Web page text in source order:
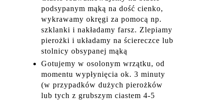
podsypanym mąką na dość cienko,
wykrawamy okręgi za pomocą np.
szklanki i nakładamy farsz. Zlepiamy
pierożki i układamy na ściereczce lub
stolnicy obsypanej mąką
Gotujemy w osolonym wrzątku, od
momentu wypłynięcia ok. 3 minuty
(w przypadków dużych pierożków
lub tych z grubszym ciastem 4-5